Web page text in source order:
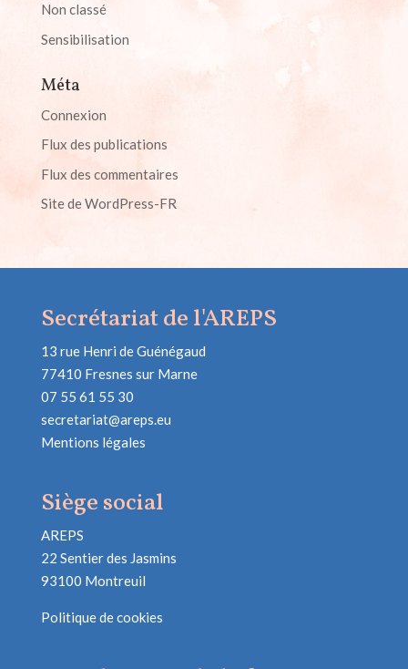
Non classé
Sensibilisation
Méta
Connexion
Flux des publications
Flux des commentaires
Site de WordPress-FR
Secrétariat de l'AREPS
13 rue Henri de Guénégaud
77410 Fresnes sur Marne
07 55 61 55 30
secretariat@areps.eu
Mentions légales
Siège social
AREPS
22 Sentier des Jasmins
93100 Montreuil
Politique de cookies